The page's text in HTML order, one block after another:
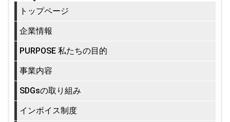
トップページ
企業情報
PURPOSE 私たちの目的
事業内容
SDGsの取り組み
インボイス制度